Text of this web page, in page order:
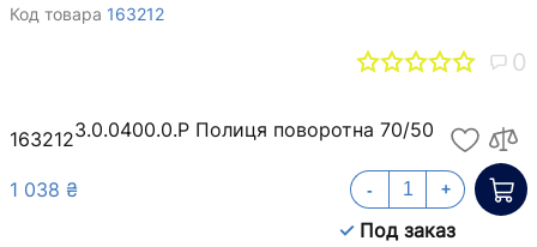
Код товара 163212
0
1632123.0.0400.0.P Полиця поворотна 70/50
1 038 ₴
Под заказ
- +